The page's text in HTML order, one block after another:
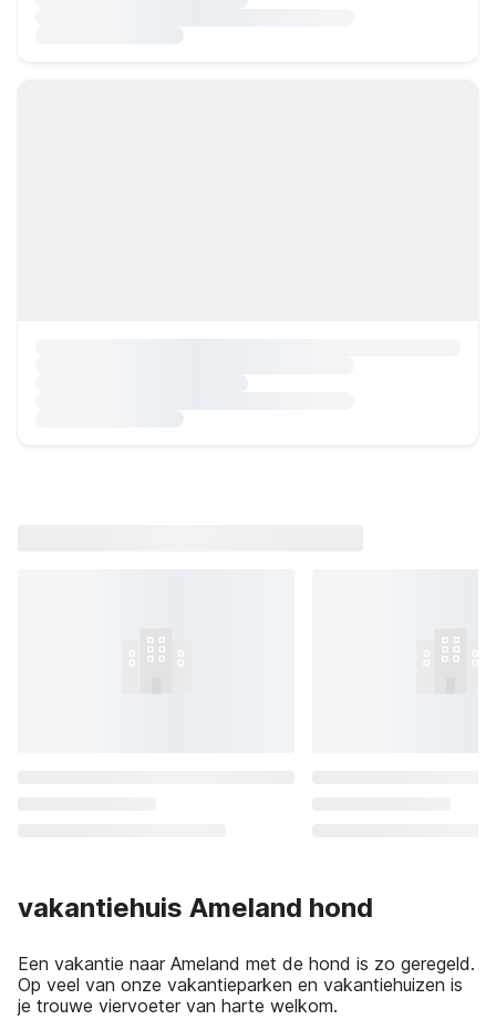
vakantiehuis Ameland hond
Een vakantie naar Ameland met de hond is zo geregeld.
Op veel van onze vakantieparken en vakantiehuizen is
je trouwe viervoeter van harte welkom.